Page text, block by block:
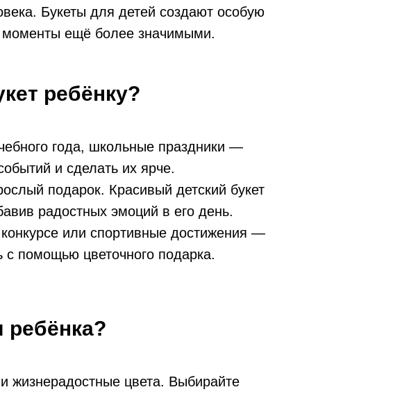
Букеты для детей создают особую
ещё более значимыми.
ребёнку?
года, школьные праздники —
и сделать их ярче.
подарок. Красивый детский букет
радостных эмоций в его день.
или спортивные достижения —
помощью цветочного подарка.
ребёнка?
жизнерадостные цвета. Выбирайте